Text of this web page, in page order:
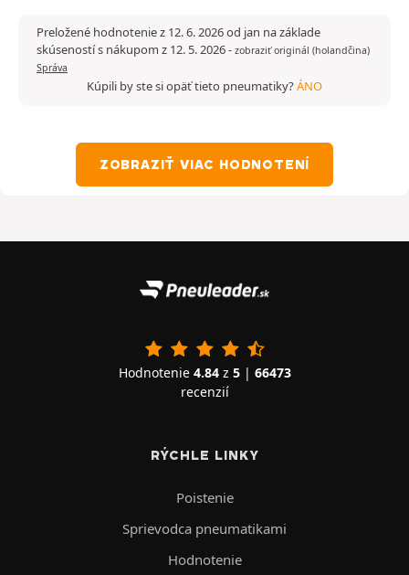
Preložené hodnotenie z 12. 6. 2026 od jan na základe
skúseností s nákupom z 12. 5. 2026- zobraziť originál (holandčina)
Správa
Kúpili by ste si opäť tieto pneumatiky?ÁNO
ZOBRAZIŤ VIAC HODNOTENÍ
Hodnotenie 4.84z 5| 66473
recenzií
RÝCHLE LINKY
Poistenie
Sprievodca pneumatikami
Hodnotenie